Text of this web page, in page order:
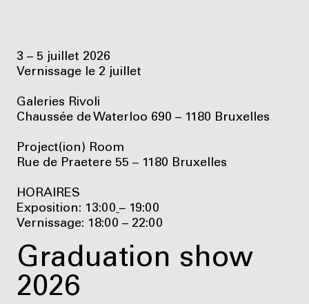
3 – 5 juillet 2026
Vernissage le 2 juillet
Galeries Rivoli
Chaussée de Waterloo 690 – 1180 Bruxelles
Project(ion) Room
Rue de Praetere 55 – 1180 Bruxelles
HORAIRES
Exposition: 13:00 – 19:00
Vernissage: 18:00 – 22:00
Graduation show
2026